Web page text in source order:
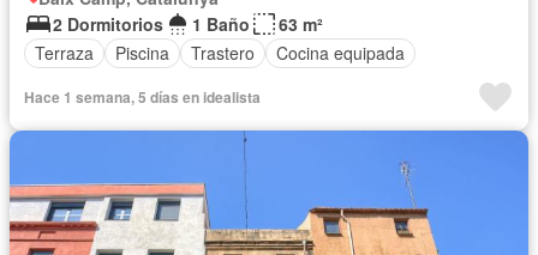
2 Dormitorios
1 Baño
63 m²
Terraza
Piscina Trastero Cocina equipada
Hace 1 semana, 5 días en idealista